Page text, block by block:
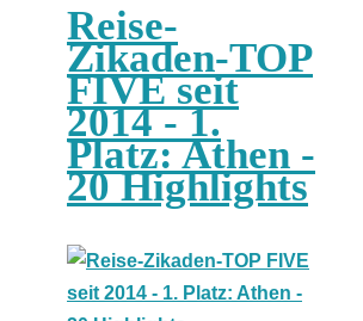
Reise-
Zikaden-TOP
FIVE seit
2014 - 1.
Platz: Athen -
20 Highlights